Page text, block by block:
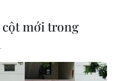
mới trong